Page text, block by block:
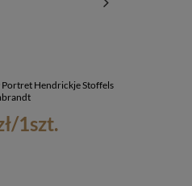
Hendrickje Stoffels
/1szt.